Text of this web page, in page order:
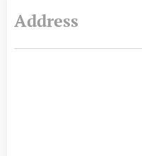
Address